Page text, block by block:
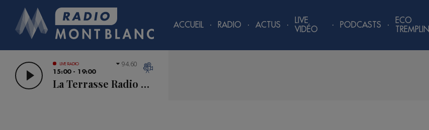
ACCUEIL RADIO ACTUS
LIVE
VIDÉO
PODCASTS
ECO
TREMPLIN
LIVE RADIO
15:00 - 19:00
La Terrasse Radio Mont Blanc
94.60